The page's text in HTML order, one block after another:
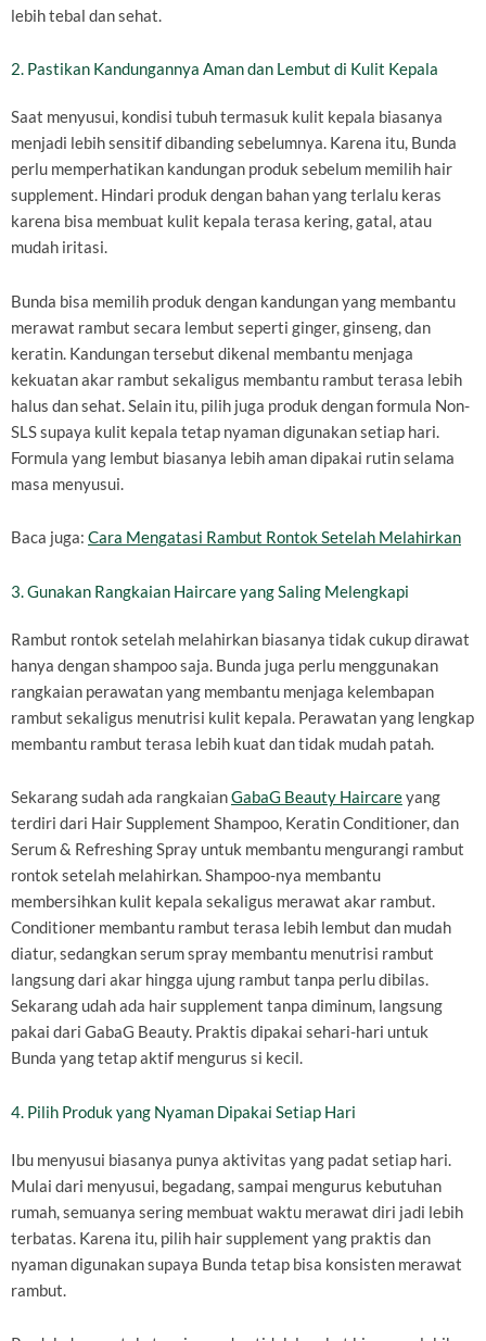
lebih tebal dan sehat.
2. Pastikan Kandungannya Aman dan Lembut di Kulit Kepala
Saat menyusui, kondisi tubuh termasuk kulit kepala biasanya
menjadi lebih sensitif dibanding sebelumnya. Karena itu, Bunda
perlu memperhatikan kandungan produk sebelum memilih hair
supplement. Hindari produk dengan bahan yang terlalu keras
karena bisa membuat kulit kepala terasa kering, gatal, atau
mudah iritasi.
Bunda bisa memilih produk dengan kandungan yang membantu
merawat rambut secara lembut seperti ginger, ginseng, dan
keratin. Kandungan tersebut dikenal membantu menjaga
kekuatan akar rambut sekaligus membantu rambut terasa lebih
halus dan sehat. Selain itu, pilih juga produk dengan formula Non-
SLS supaya kulit kepala tetap nyaman digunakan setiap hari.
Formula yang lembut biasanya lebih aman dipakai rutin selama
masa menyusui.
Baca juga: Cara Mengatasi Rambut Rontok Setelah Melahirkan
3. Gunakan Rangkaian Haircare yang Saling Melengkapi
Rambut rontok setelah melahirkan biasanya tidak cukup dirawat
hanya dengan shampoo saja. Bunda juga perlu menggunakan
rangkaian perawatan yang membantu menjaga kelembapan
rambut sekaligus menutrisi kulit kepala. Perawatan yang lengkap
membantu rambut terasa lebih kuat dan tidak mudah patah.
Sekarang sudah ada rangkaianGabaG Beauty Haircareyang
terdiri dari Hair Supplement Shampoo, Keratin Conditioner, dan
Serum & Refreshing Spray untuk membantu mengurangi rambut
rontok setelah melahirkan. Shampoo-nya membantu
membersihkan kulit kepala sekaligus merawat akar rambut.
Conditioner membantu rambut terasa lebih lembut dan mudah
diatur, sedangkan serum spray membantu menutrisi rambut
langsung dari akar hingga ujung rambut tanpa perlu dibilas.
Sekarang udah ada hair supplement tanpa diminum, langsung
pakai dari GabaG Beauty. Praktis dipakai sehari-hari untuk
Bunda yang tetap aktif mengurus si kecil.
4. Pilih Produk yang Nyaman Dipakai Setiap Hari
Ibu menyusui biasanya punya aktivitas yang padat setiap hari.
Mulai dari menyusui, begadang, sampai mengurus kebutuhan
rumah, semuanya sering membuat waktu merawat diri jadi lebih
terbatas. Karena itu, pilih hair supplement yang praktis dan
nyaman digunakan supaya Bunda tetap bisa konsisten merawat
rambut.